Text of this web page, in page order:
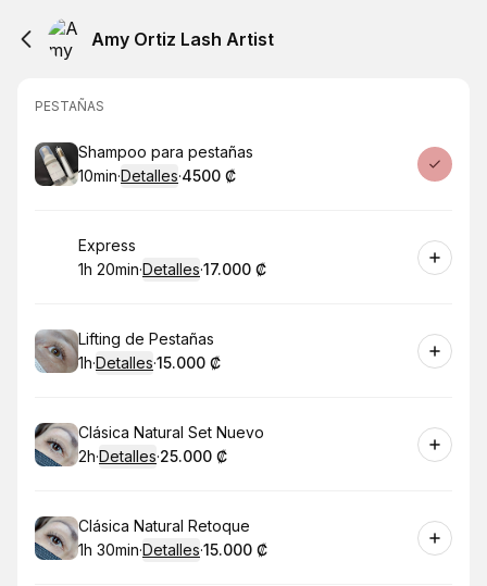
Amy Ortiz Lash Artist
PESTAÑAS
Reservar
Shampoo para pestañas
.Duración:
10min·Detalles·
.Precio
4500 ₡
Reservar
Express
.Duración:
1h 20min·Detalles·
.Precio
17.000 ₡
Reservar
Lifting de Pestañas
.Duración:
1h·Detalles·
.Precio:
15.000 ₡
Reservar
Clásica Natural Set Nuevo
.Duración:
2h·Detalles·
.Precio:
25.000 ₡
Reservar
Clásica Natural Retoque
.Duración:
1h 30min·Detalles·
.Precio:
15.000 ₡